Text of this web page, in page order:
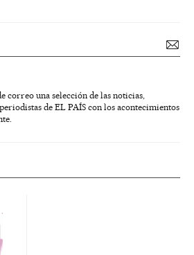
correo una selección de las noticias,
de EL PAÍS con los acontecimientos